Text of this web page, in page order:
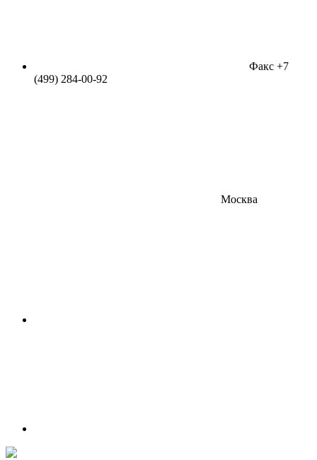
Факс +7
(499) 284-00-92
Москва